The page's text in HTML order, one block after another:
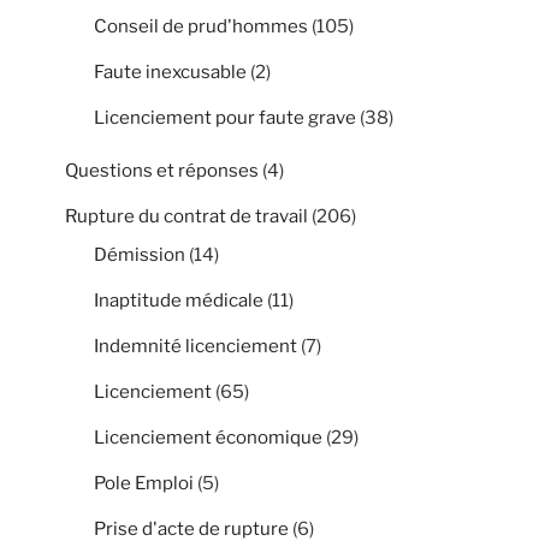
Conseil de prud'hommes (105)
Faute inexcusable (2)
Licenciement pour faute grave (38)
Questions et réponses (4)
Rupture du contrat de travail (206)
Démission (14)
Inaptitude médicale (11)
Indemnité licenciement (7)
Licenciement (65)
Licenciement économique (29)
Pole Emploi (5)
Prise d'acte de rupture (6)